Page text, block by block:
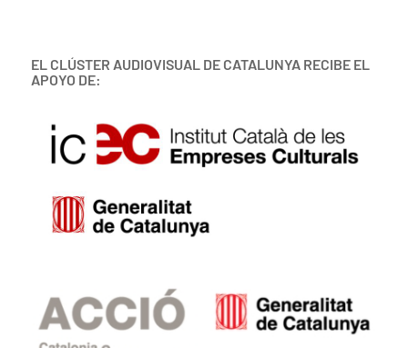
EL CLÚSTER AUDIOVISUAL DE CATALUNYA RECIBE EL
APOYO DE: